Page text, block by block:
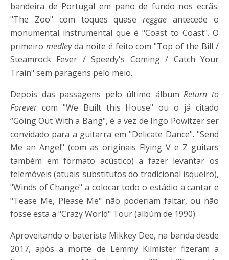
bandeira de Portugal em pano de fundo nos ecrãs.
"The Zoo" com toques quasereggae antecede o
monumental instrumental que é "Coast to Coast". O
primeiro medleyda noite é feito com "Top of the Bill /
Steamrock Fever / Speedy's Coming / Catch Your
Train" sem paragens pelo meio.
Depois das passagens pelo último álbumReturn to
Forevercom "We Built this House" ou o já citado
“Going Out With a Bang", é a vez de Ingo Powitzer ser
convidado para a guitarra em "Delicate Dance". "Send
Me an Angel" (com as originais Flying V e Z guitars
também em formato acústico) a fazer levantar os
telemóveis (atuais substitutos do tradicional isqueiro),
"Winds of Change" a colocar todo o estádio a cantar e
"Tease Me, Please Me" não poderiam faltar, ou não
fosse esta a "Crazy World" Tour (albúm de 1990).
Aproveitando o baterista Mikkey Dee, na banda desde
2017, após a morte de Lemmy Kilmister fizeram a